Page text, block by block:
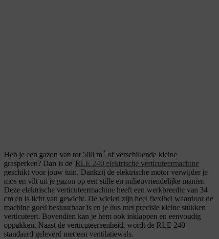
Heb je een gazon van tot 500 m2 of verschillende kleine
grasperken? Dan is de RLE 240 elektrische verticuteermachine
geschikt voor jouw tuin. Dankzij de elektrische motor verwijder je
mos en vilt uit je gazon op een stille en milieuvriendelijke manier.
Deze elektrische verticuteermachine heeft een werkbreedte van 34
cm en is licht van gewicht. De wielen zijn heel flexibel waardoor de
machine goed bestuurbaar is en je dus met precisie kleine stukken
verticuteert. Bovendien kan je hem ook inklappen en eenvoudig
oppakken. Naast de verticuteereenheid, wordt de RLE 240
standaard geleverd met een ventilatiewals.